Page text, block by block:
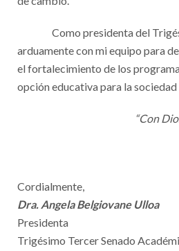
Como presidenta del
arduamente con mi equipo para
el fortalecimiento de los
opción educativa para la
“Con
Cordialmente,
Dra. Angela Belgiovane Ulloa
Presidenta
Trigésimo Tercer Senado